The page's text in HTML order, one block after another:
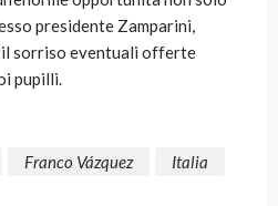
presidente Zamparini,
sorriso eventuali offerte
pupilli.
Franco Vázquez Italia